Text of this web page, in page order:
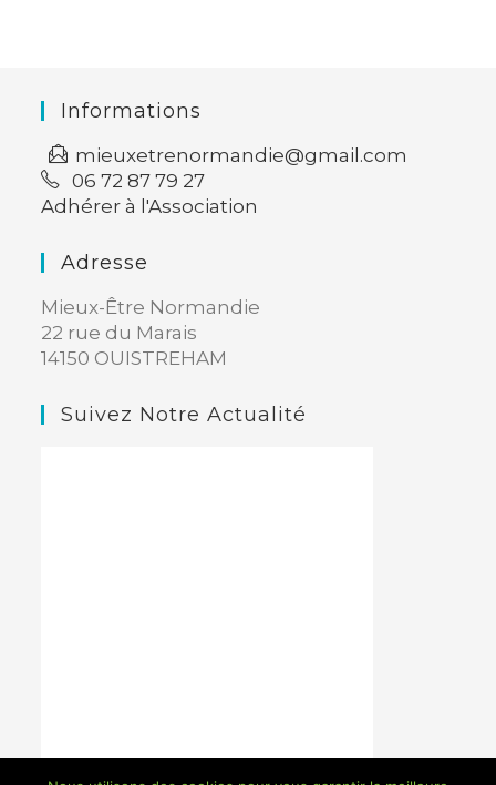
Informations
mieuxetrenormandie@gmail.com
06 72 87 79 27
Adhérer à l'Association
Adresse
Mieux-Être Normandie
22 rue du Marais
14150 OUISTREHAM
Suivez Notre Actualité